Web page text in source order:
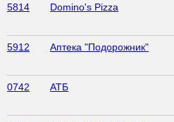
5814 Domino's Pizza
5912 Аптека "Подорожник"
0742 АТБ